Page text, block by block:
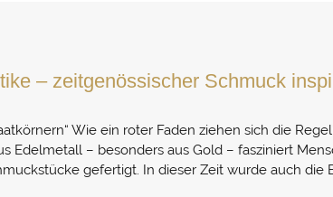
– zeitgenössischer Schmuck
Wie ein roter Faden ziehen sich die
Edelmetall – besonders aus Gold – fasziniert
gefertigt. In dieser Zeit wurde auch die